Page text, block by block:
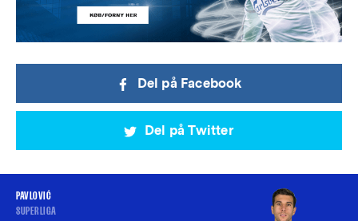
Del på Facebook
Del på Twitter
PAVLOVIĆ
SUPERLIGA